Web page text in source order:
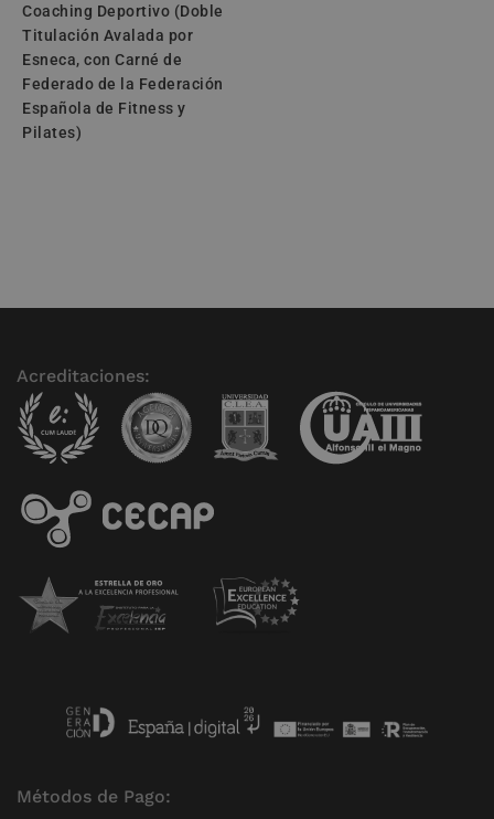
Coaching Deportivo (Doble
Titulación Avalada por
Esneca, con Carné de
Federado de la Federación
Española de Fitness y
Pilates)
Acreditaciones:
Métodos de Pago: